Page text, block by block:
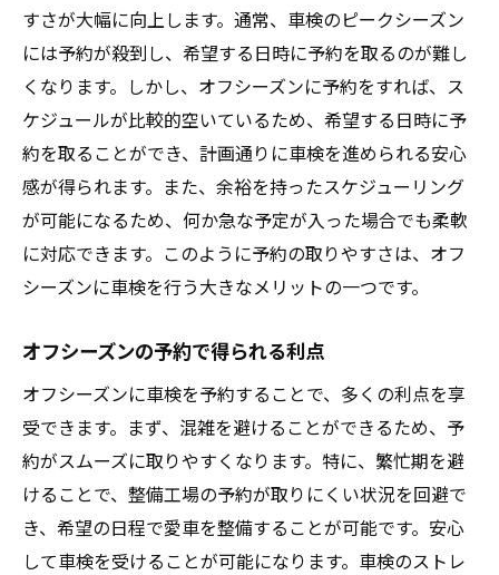
すさが大幅に向上します。通常、車検のピークシーズン
には予約が殺到し、希望する日時に予約を取るのが難し
くなります。しかし、オフシーズンに予約をすれば、ス
ケジュールが比較的空いているため、希望する日時に予
約を取ることができ、計画通りに車検を進められる安心
感が得られます。また、余裕を持ったスケジューリング
が可能になるため、何か急な予定が入った場合でも柔軟
に対応できます。このように予約の取りやすさは、オフ
シーズンに車検を行う大きなメリットの一つです。
オフシーズンの予約で得られる利点
オフシーズンに車検を予約することで、多くの利点を享
受できます。まず、混雑を避けることができるため、予
約がスムーズに取りやすくなります。特に、繁忙期を避
けることで、整備工場の予約が取りにくい状況を回避で
き、希望の日程で愛車を整備することが可能です。安心
して車検を受けることが可能になります。車検のストレ